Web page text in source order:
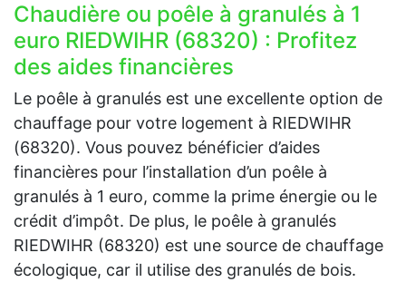
Chaudière ou poêle à granulés à 1
euro RIEDWIHR (68320) : Profitez
des aides financières
Le poêle à granulés est une excellente option de
chauffage pour votre logement à RIEDWIHR
(68320). Vous pouvez bénéficier d’aides
financières pour l’installation d’un poêle à
granulés à 1 euro, comme la prime énergie ou le
crédit d’impôt. De plus, le poêle à granulés
RIEDWIHR (68320) est une source de chauffage
écologique, car il utilise des granulés de bois.